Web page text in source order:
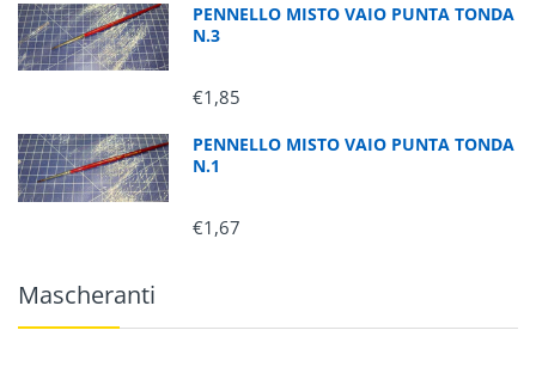
PENNELLO MISTO VAIO PUNTA TONDA
N.3
€1,85
PENNELLO MISTO VAIO PUNTA TONDA
N.1
€1,67
Mascheranti